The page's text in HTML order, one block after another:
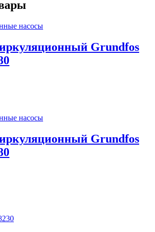
насосы
Grundfos
насосы
Grundfos